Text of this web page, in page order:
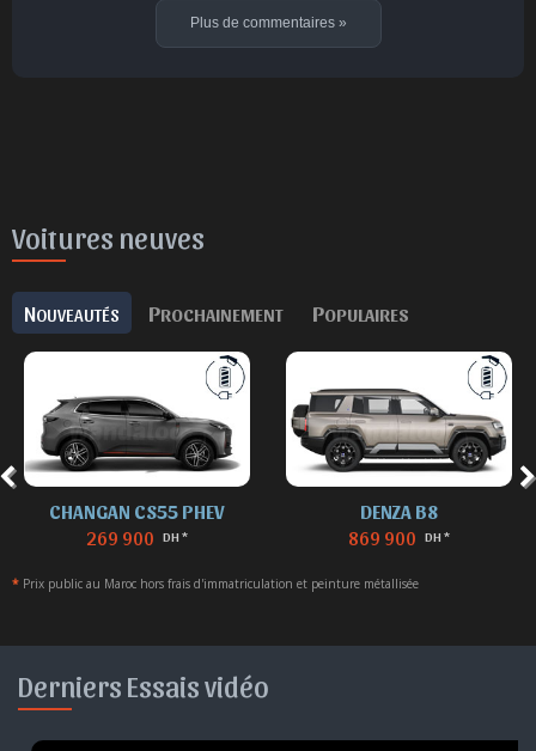
Plus de commentaires »
Voitures neuves
NOUVEAUTÉS PROCHAINEMENT POPULAIRES
CHANGAN CS55 PHEV
269 900 DH *
DENZA B8
869 900 DH *
* Prix public au Maroc hors frais d'immatriculation et peinture métallisée
Derniers Essais vidéo